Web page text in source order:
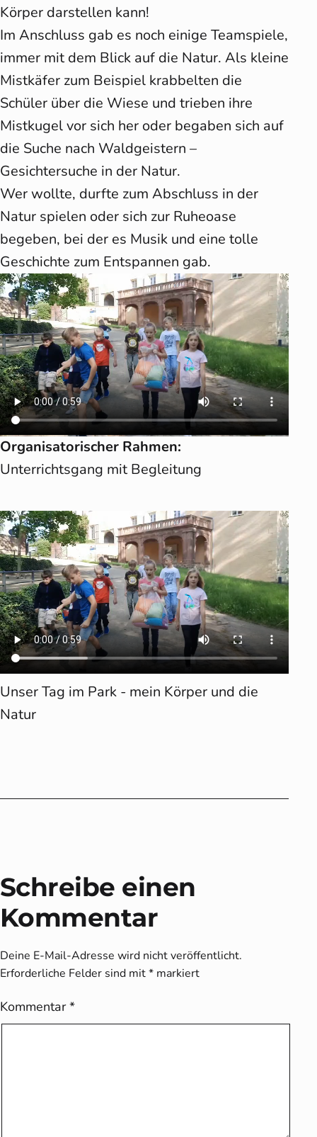
Körper darstellen kann!
Im Anschluss gab es noch einige Teamspiele,
immer mit dem Blick auf die Natur. Als kleine
Mistkäfer zum Beispiel krabbelten die
Schüler über die Wiese und trieben ihre
Mistkugel vor sich her oder begaben sich auf
die Suche nach Waldgeistern –
Gesichtersuche in der Natur.
Wer wollte, durfte zum Abschluss in der
Natur spielen oder sich zur Ruheoase
begeben, bei der es Musik und eine tolle
Geschichte zum Entspannen gab.
Organisatorischer Rahmen:
Unterrichtsgang mit Begleitung
Unser Tag im Park - mein Körper und die
Natur
Schreibe einen
Kommentar
Deine E-Mail-Adresse wird nicht veröffentlicht.
Erforderliche Felder sind mit* markiert
Kommentar*